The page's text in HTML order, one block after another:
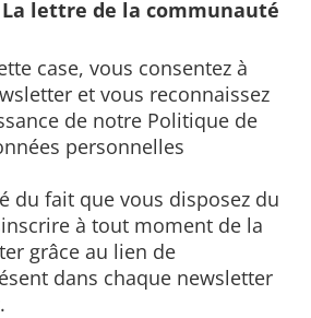
La lettre de la communauté
case, vous consentez à
et vous reconnaissez
de notre Politique de
personnelles
du fait que vous disposez du
à tout moment de la
grâce au lien de
dans chaque newsletter